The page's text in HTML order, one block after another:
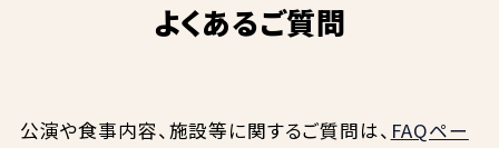
よくあるご質問
公演や食事内容、施設等に関するご質問は、 FAQペー